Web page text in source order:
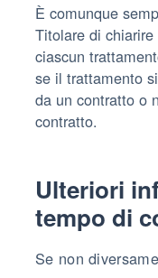
È comunque
Titolare di
ciascun
se il trattamento
da un contratto o
contratto.
Ulteriori
tempo di
Se non